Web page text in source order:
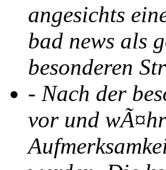
angesichts
bad news als
besonderen
- Nach der
vor und